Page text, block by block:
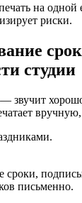
на
риски.
студии
звучит
сроки,
письменно.